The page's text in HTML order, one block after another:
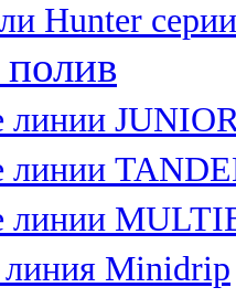
Hunter
линии
линии
линии
линия Minidrip